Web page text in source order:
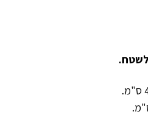
לשטח.